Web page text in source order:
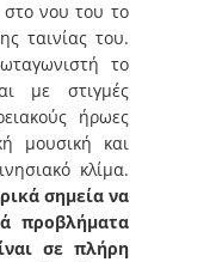
στο νου του το
ταινίας του.
το
με στιγμές
ήρωες
μουσική και
κλίμα.
σημεία να
προβλήματα
σε πλήρη